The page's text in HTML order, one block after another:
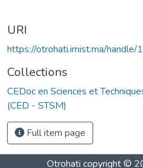
URI
https://otrohati.imist.ma/
Collections
CEDoc en Sciences et
(CED - STSM)
Full item page
Otrohati copyright ©